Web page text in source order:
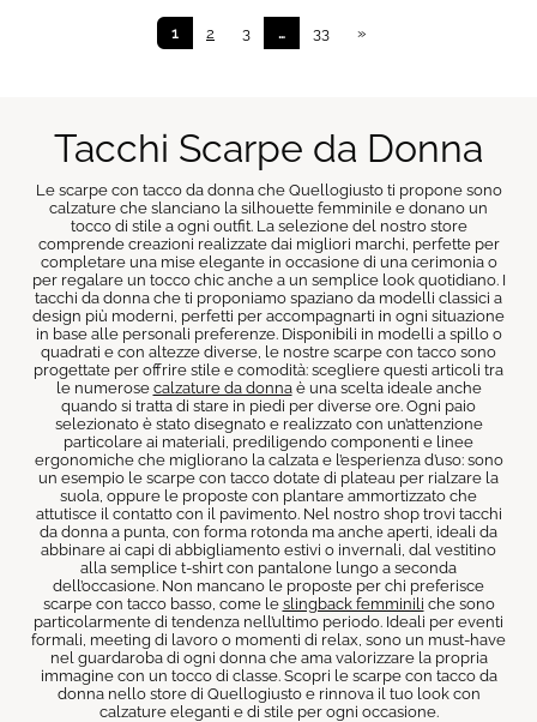
1 2 3 … 33 »
Tacchi Scarpe da Donna
Le scarpe con tacco da donna che Quellogiusto ti propone sono
calzature che slanciano la silhouette femminile e donano un
tocco di stile a ogni outfit. La selezione del nostro store
comprende creazioni realizzate dai migliori marchi, perfette per
completare una mise elegante in occasione di una cerimonia o
per regalare un tocco chic anche a un semplice look quotidiano. I
tacchi da donna che ti proponiamo spaziano da modelli classici a
design più moderni, perfetti per accompagnarti in ogni situazione
in base alle personali preferenze. Disponibili in modelli a spillo o
quadrati e con altezze diverse, le nostre scarpe con tacco sono
progettate per offrire stile e comodità: scegliere questi articoli tra
le numerose calzature da donnaè una scelta ideale anche
quando si tratta di stare in piedi per diverse ore. Ogni paio
selezionato è stato disegnato e realizzato con un’attenzione
particolare ai materiali, prediligendo componenti e linee
ergonomiche che migliorano la calzata e l’esperienza d’uso: sono
un esempio le scarpe con tacco dotate di plateau per rialzare la
suola, oppure le proposte con plantare ammortizzato che
attutisce il contatto con il pavimento. Nel nostro shop trovi tacchi
da donna a punta, con forma rotonda ma anche aperti, ideali da
abbinare ai capi di abbigliamento estivi o invernali, dal vestitino
alla semplice t-shirt con pantalone lungo a seconda
dell’occasione. Non mancano le proposte per chi preferisce
scarpe con tacco basso, come le slingback femminili che sono
particolarmente di tendenza nell’ultimo periodo. Ideali per eventi
formali, meeting di lavoro o momenti di relax, sono un must-have
nel guardaroba di ogni donna che ama valorizzare la propria
immagine con un tocco di classe. Scopri le scarpe con tacco da
donna nello store di Quellogiusto e rinnova il tuo look con
calzature eleganti e di stile per ogni occasione.